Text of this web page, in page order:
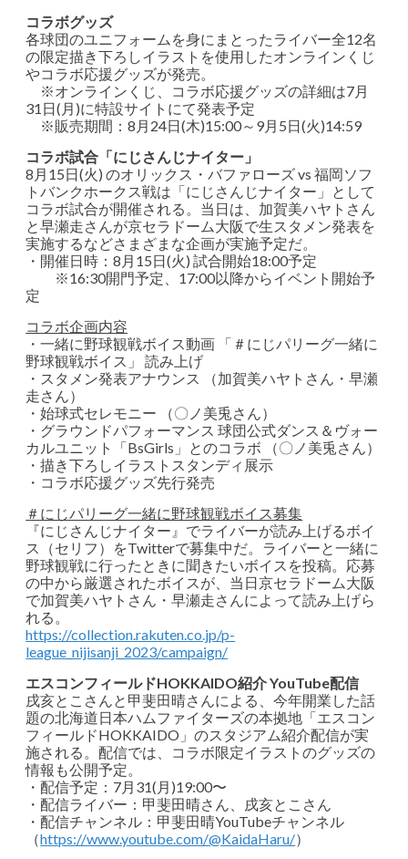
コラボグッズ
各球団のユニフォームを身にまとったライバー全12名
の限定描き下ろしイラストを使用したオンラインくじ
やコラボ応援グッズが発売。
※オンラインくじ、コラボ応援グッズの詳細は7月
31日(月)に特設サイトにて発表予定
※販売期間：8月24日(木)15:00～9月5日(火)14:59
コラボ試合「にじさんじナイター」
8月15日(火) のオリックス・バファローズ vs 福岡ソフ
トバンクホークス戦は「にじさんじナイター」として
コラボ試合が開催される。当日は、加賀美ハヤトさん
と早瀬走さんが京セラドーム大阪で生スタメン発表を
実施するなどさまざまな企画が実施予定だ。
・開催日時：8月15日(火) 試合開始18:00予定
※16:30開門予定、17:00以降からイベント開始予
定
コラボ企画内容
・一緒に野球観戦ボイス動画 「＃にじパリーグ一緒に
野球観戦ボイス」 読み上げ
・スタメン発表アナウンス （加賀美ハヤトさん・早瀬
走さん）
・始球式セレモニー （〇ノ美兎さん）
・グラウンドパフォーマンス 球団公式ダンス＆ヴォー
カルユニット「BsGirls」とのコラボ （〇ノ美兎さん）
・描き下ろしイラストスタンディ展示
・コラボ応援グッズ先行発売
＃にじパリーグ一緒に野球観戦ボイス募集
『にじさんじナイター』でライバーが読み上げるボイ
ス（セリフ）をTwitterで募集中だ。ライバーと一緒に
野球観戦に行ったときに聞きたいボイスを投稿。応募
の中から厳選されたボイスが、当日京セラドーム大阪
で加賀美ハヤトさん・早瀬走さんによって読み上げら
れる。
https://collection.rakuten.co.jp/p-
league_nijisanji_2023/campaign/
エスコンフィールドHOKKAIDO紹介 YouTube配信
戌亥とこさんと甲斐田晴さんによる、今年開業した話
題の北海道日本ハムファイターズの本拠地「エスコン
フィールドHOKKAIDO」のスタジアム紹介配信が実
施される。配信では、コラボ限定イラストのグッズの
情報も公開予定。
・配信予定：7月31(月)19:00〜
・配信ライバー：甲斐田晴さん、戌亥とこさん
・配信チャンネル：甲斐田晴YouTubeチャンネル
（https://www.youtube.com/@KaidaHaru/）